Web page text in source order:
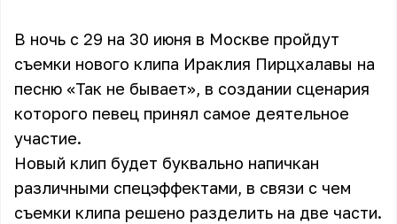
В ночь с 29 на 30 июня в Москве пройдут
съемки нового клипа Ираклия Пирцхалавы на
песню «Так не бывает», в создании сценария
которого певец принял самое деятельное
участие.
Новый клип будет буквально напичкан
различными спецэффектами, в связи с чем
съемки клипа решено разделить на две части.